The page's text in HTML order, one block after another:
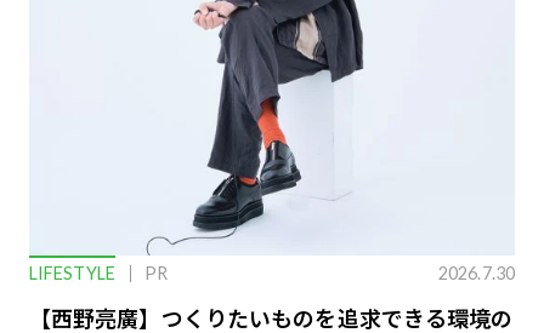
LIFESTYLE PR 2026.7.30
【西野亮廣】つくりたいものを追求できる環境の